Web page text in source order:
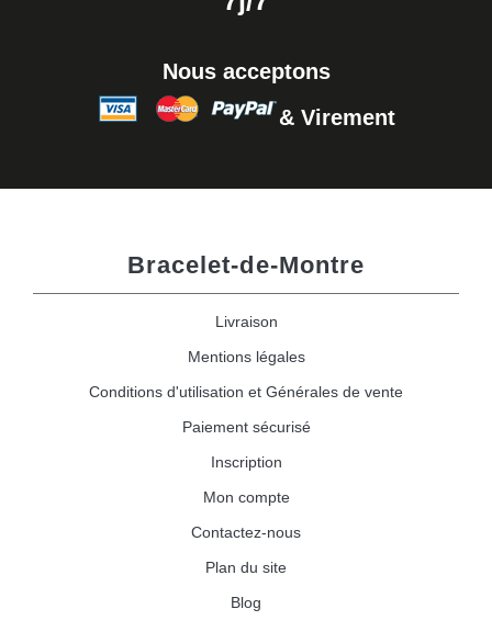
Nous acceptons
& Virement
Bracelet-de-Montre
Livraison
Mentions légales
Conditions d'utilisation et Générales de vente
Paiement sécurisé
Inscription
Mon compte
Contactez-nous
Plan du site
Blog